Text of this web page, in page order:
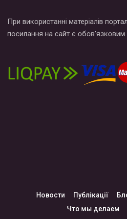
При використанні матеріалів
посилання на сайт є обов’язковим.
Новости Публікації
Что мы делаем